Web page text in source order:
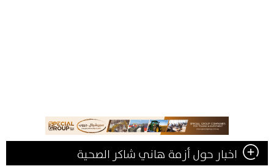
اخبار حول أزمة هاني شاكر الصحية